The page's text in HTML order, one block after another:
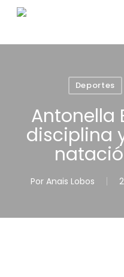
Deportes
Antonella
disciplina
Por Anais Lobos